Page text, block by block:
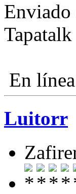
Enviado
Tapatalk
En línea
Luitorr